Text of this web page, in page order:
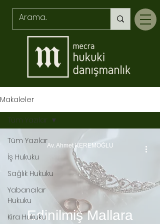
Makaleler
Tüm Yazılar
İş Hukuku
Sağlık Hukuku
Yabancılar
Hukuku
Kira Hukuku
Tüm Yazılar
Edinilmiş Mallara
Av. Ahmet KEREMOĞLU